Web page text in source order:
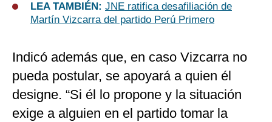
LEA TAMBIÉN: JNE ratifica desafiliación de
Martín Vizcarra del partido Perú Primero
Indicó además que, en caso Vizcarra no
pueda postular, se apoyará a quien él
designe. “Si él lo propone y la situación
exige a alguien en el partido tomar la